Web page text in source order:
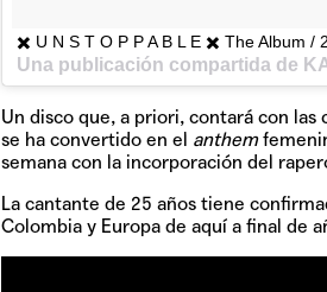
✖️ U N S T O P P A B L E ✖️ The Album /
Una publicación compartida de
Un disco que, a priori, contará con las
se ha convertido en el anthem
semana con la incorporación del
La cantante de 25 años tiene
Colombia y Europa de aquí a final de